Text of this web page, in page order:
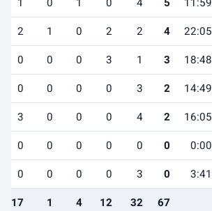
22:05
4
2
2
0
1
2
18:48
3
1
3
0
0
0
14:49
2
3
0
0
0
0
16:05
2
4
0
0
0
3
0:00
0
0
0
0
0
0
3:41
0
3
0
0
0
0
67
32
12
4
1
17